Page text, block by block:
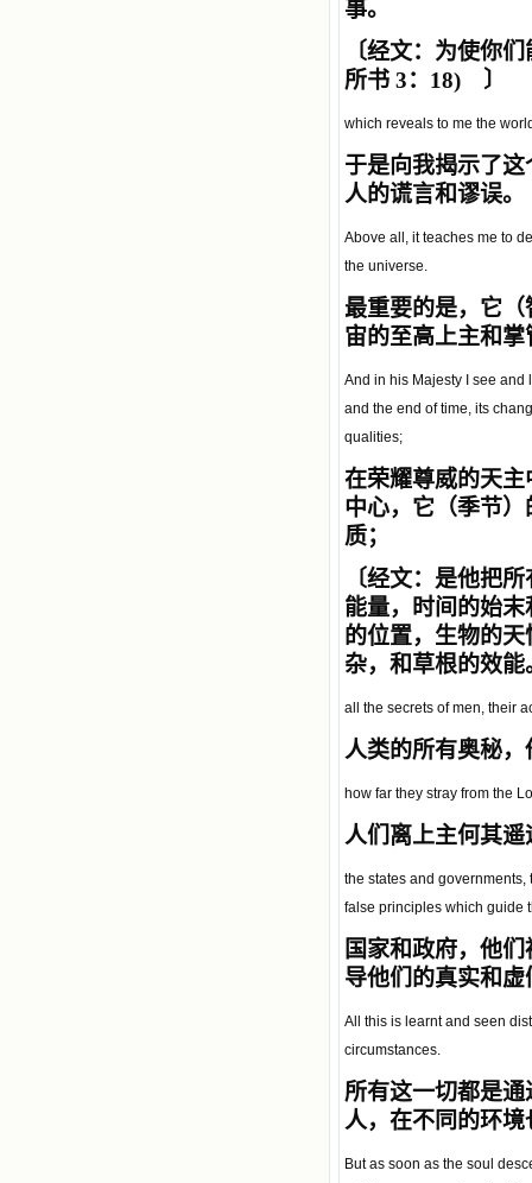
事。
〔经文：为使你
所书 3：18) 〕
which reveals to me the
于是向我揭示了
人的谎言和谬误。
Above all, it teaches me to
the universe.
最重要的是，它（
宙的至高上主和掌
And in his Majesty I see and
and the end of time, its
qualities;
在荣耀尊威的天
中心，它（季节
质；
〔经文：是他把
能量，时间的始
的位置，生物的
杂，和草根的效
all the secrets of men, their
人类的所有奥秘
how far they stray from the
人们离上主何其
the states and
false principles which guide
国家和政府，他
导他们的真实和虚
All this is learnt and seen
circumstances.
所有这一切都是
人，在不同的环境
But as soon as the soul